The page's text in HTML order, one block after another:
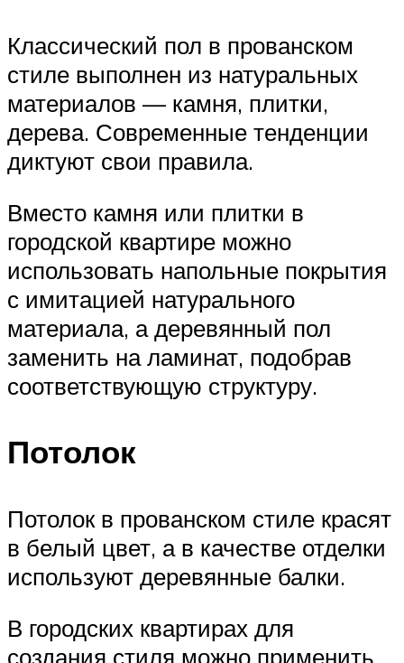
Классический пол в прованском
стиле выполнен из натуральных
материалов — камня, плитки,
дерева. Современные тенденции
диктуют свои правила.
Вместо камня или плитки в
городской квартире можно
использовать напольные покрытия
с имитацией натурального
материала, а деревянный пол
заменить на ламинат, подобрав
соответствующую структуру.
Потолок
Потолок в прованском стиле красят
в белый цвет, а в качестве отделки
используют деревянные балки.
В городских квартирах для
создания стиля можно применить